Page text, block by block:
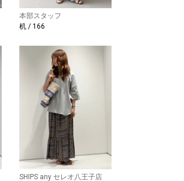
本部スタッフ
机 / 166
SHIPS any セレオ八王子店